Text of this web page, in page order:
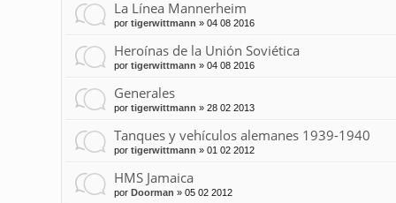
La Línea Mannerheim
por tigerwittmann » 04 08 2016
Heroínas de la Unión Soviética
por tigerwittmann » 04 08 2016
Generales
por tigerwittmann » 28 02 2013
Tanques y vehículos alemanes 1939-1940
por tigerwittmann » 01 02 2012
HMS Jamaica
por Doorman » 05 02 2012